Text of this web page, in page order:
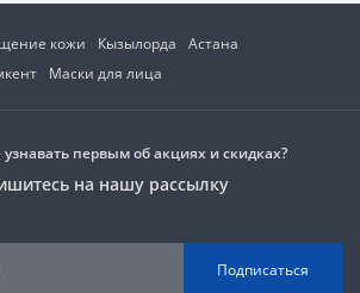
кожи Кызылорда
Астана
Маски для лица
узнавать первым об акциях и скидках?
на нашу рассылку
Подписаться